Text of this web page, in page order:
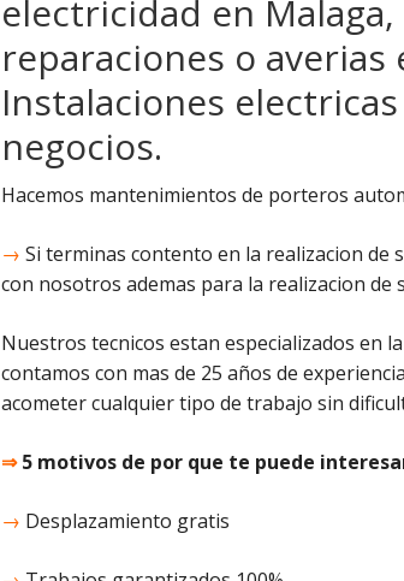
electricidad en
reparaciones o averias
Instalaciones
negocios.
Hacemos mantenimientos de porteros
→ Si terminas contento en la realizacion de
con nosotros ademas para la realizacion de
Nuestros tecnicos estan especializados en
contamos con mas de 25 años de
acometer cualquier tipo de trabajo sin
⇒5 motivos de por que te puede
→ Desplazamiento gratis